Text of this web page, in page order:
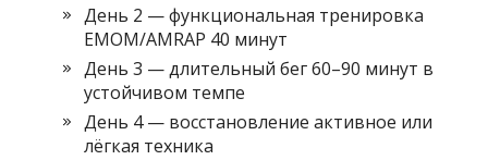
День 2 — функциональная тренировка
EMOM/AMRAP 40 минут
День 3 — длительный бег 60–90 минут в
устойчивом темпе
День 4 — восстановление активное или
лёгкая техника